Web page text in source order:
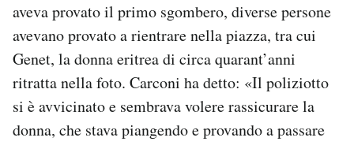
aveva provato il primo sgombero, diverse persone
avevano provato a rientrare nella piazza, tra cui
Genet, la donna eritrea di circa quarant’anni
ritratta nella foto. Carconi ha detto: «Il poliziotto
si è avvicinato e sembrava volere rassicurare la
donna, che stava piangendo e provando a passare